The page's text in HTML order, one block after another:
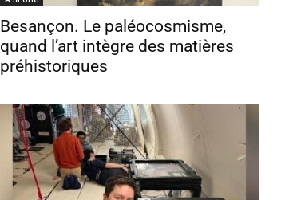
Besançon. Le paléocosmisme,
quand l’art intègre des matières
préhistoriques